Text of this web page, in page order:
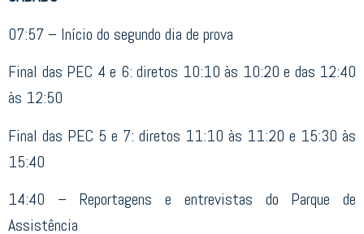
07:57 – Início do segundo dia de prova
Final das PEC 4 e 6: diretos 10:10 às 10:20 e das 12:40
às 12:50
Final das PEC 5 e 7: diretos 11:10 às 11:20 e 15:30 às
15:40
14:40 – Reportagens e entrevistas do Parque de
Assistência